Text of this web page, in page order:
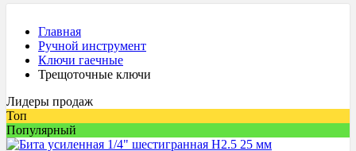
Главная
Ручной инструмент
Ключи гаечные
Трещоточные ключи
Лидеры продаж
Топ
Популярный